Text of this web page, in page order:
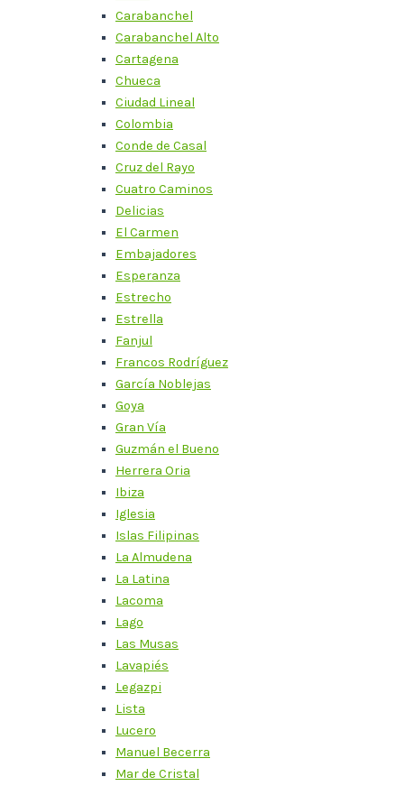
Carabanchel
Carabanchel Alto
Cartagena
Chueca
Ciudad Lineal
Colombia
Conde de Casal
Cruz del Rayo
Cuatro Caminos
Delicias
El Carmen
Embajadores
Esperanza
Estrecho
Estrella
Fanjul
Francos Rodríguez
García Noblejas
Goya
Gran Vía
Guzmán el Bueno
Herrera Oria
Ibiza
Iglesia
Islas Filipinas
La Almudena
La Latina
Lacoma
Lago
Las Musas
Lavapiés
Legazpi
Lista
Lucero
Manuel Becerra
Mar de Cristal